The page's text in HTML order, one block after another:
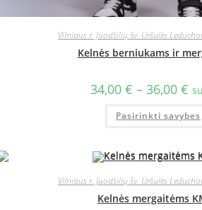
Vilniaus r. Juodšilių šv. Uršulės
Kelnės berniukams ir
34,00 € – 36,00 €
Pasirinkti savybes
Vilniaus r. Juodšilių šv. Uršulės
Kelnės mergaitėms